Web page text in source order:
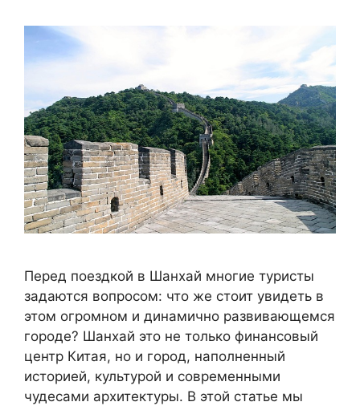
Перед поездкой в Шанхай многие туристы
задаются вопросом: что же стоит увидеть в
этом огромном и динамично развивающемся
городе? Шанхай это не только финансовый
центр Китая, но и город, наполненный
историей, культурой и современными
чудесами архитектуры. В этой статье мы